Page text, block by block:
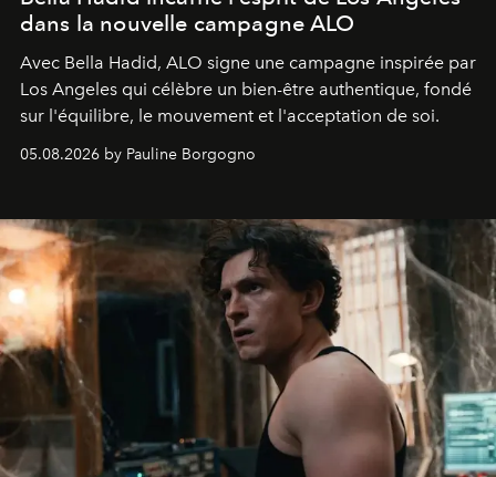
dans la nouvelle campagne ALO
Avec Bella Hadid, ALO signe une campagne inspirée par
Los Angeles qui célèbre un bien-être authentique, fondé
sur l'équilibre, le mouvement et l'acceptation de soi.
05.08.2026 by Pauline Borgogno